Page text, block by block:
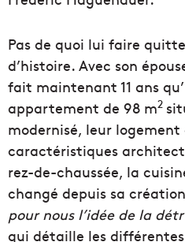
Pas de quoi lui faire
d’histoire. Avec son
fait maintenant 11 ans
appartement de 98 m2
modernisé, leur logement
caractéristiques
rez-de-chaussée, la
changé depuis sa
pour nous l’idée de la
qui détaille les